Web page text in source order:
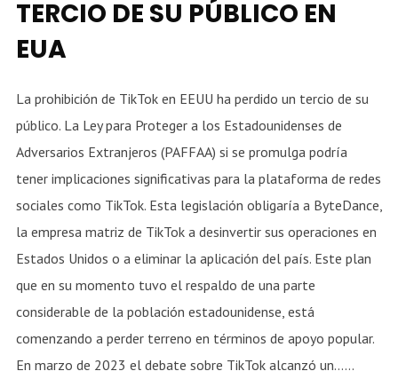
TERCIO DE SU PÚBLICO EN
EUA
La prohibición de TikTok en EEUU ha perdido un tercio de su
público. La Ley para Proteger a los Estadounidenses de
Adversarios Extranjeros (PAFFAA) si se promulga podría
tener implicaciones significativas para la plataforma de redes
sociales como TikTok. Esta legislación obligaría a ByteDance,
la empresa matriz de TikTok a desinvertir sus operaciones en
Estados Unidos o a eliminar la aplicación del país. Este plan
que en su momento tuvo el respaldo de una parte
considerable de la población estadounidense, está
comenzando a perder terreno en términos de apoyo popular.
En marzo de 2023 el debate sobre TikTok alcanzó un......